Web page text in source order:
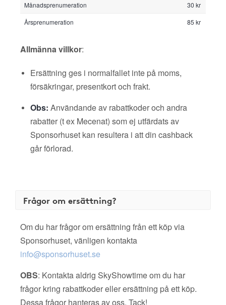
Månadsprenumeration
30 kr
Årsprenumeration
85 kr
Allmänna villkor:
Ersättning ges i normalfallet inte på moms,
försäkringar, presentkort och frakt.
Obs: Användande av rabattkoder och andra
rabatter (t ex Mecenat) som ej utfärdats av
Sponsorhuset kan resultera i att din cashback
går förlorad.
Frågor om ersättning?
Om du har frågor om ersättning från ett köp via
Sponsorhuset, vänligen kontakta
info@sponsorhuset.se
OBS: Kontakta aldrig SkyShowtime om du har
frågor kring rabattkoder eller ersättning på ett köp.
Dessa frågor hanteras av oss. Tack!